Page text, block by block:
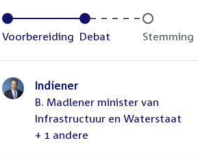
Voltooid:
Voorbereiding Voltooid:
Debat Onvoltooid:
Stemming
Indiener
B. Madlener minister van
Infrastructuur en Waterstaat
+ 1 andere